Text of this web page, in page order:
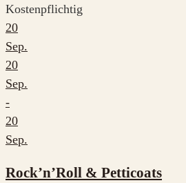
Kostenpflichtig
20
Sep.
20
Sep.
-
20
Sep.
Rock’n’Roll & Petticoats